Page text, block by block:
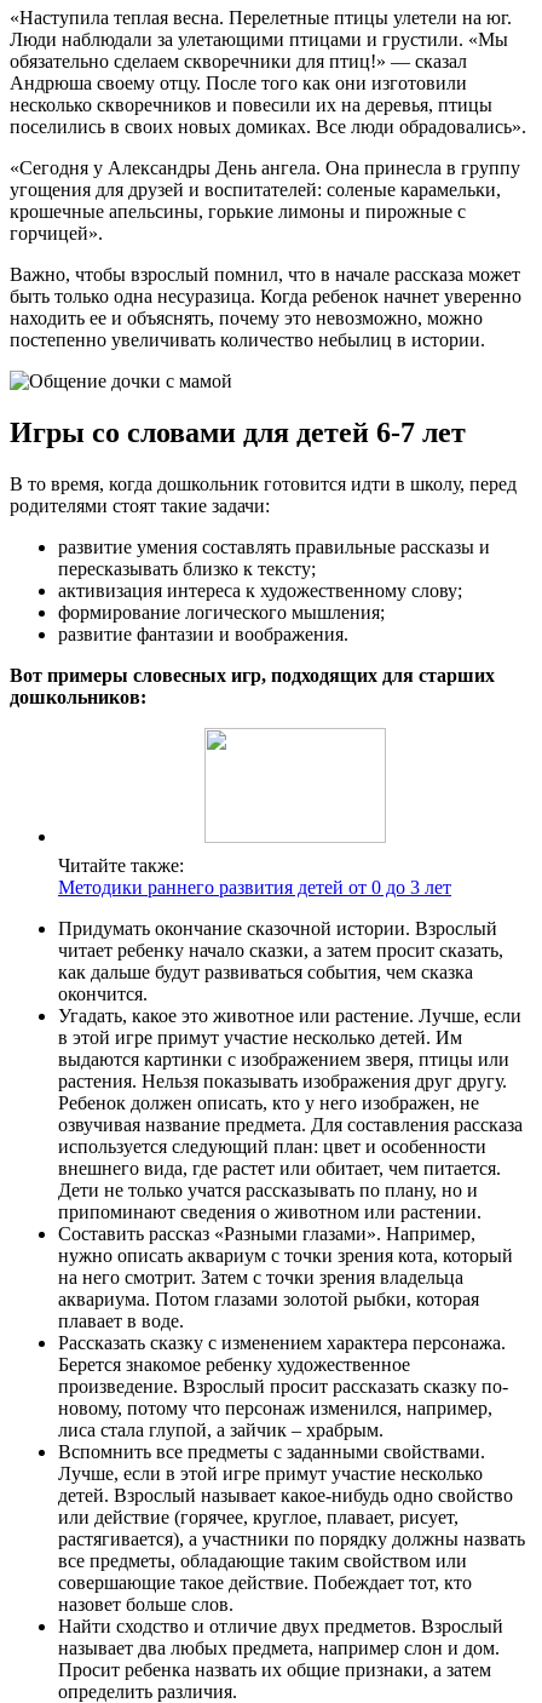
«Наступила теплая весна. Перелетные птицы улетели на юг.
Люди наблюдали за улетающими птицами и грустили. «Мы
обязательно сделаем скворечники для птиц!» — сказал
Андрюша своему отцу. После того как они изготовили
несколько скворечников и повесили их на деревья, птицы
поселились в своих новых домиках. Все люди обрадовались».
«Сегодня у Александры День ангела. Она принесла в группу
угощения для друзей и воспитателей: соленые карамельки,
крошечные апельсины, горькие лимоны и пирожные с
горчицей».
Важно, чтобы взрослый помнил, что в начале рассказа может
быть только одна несуразица. Когда ребенок начнет уверенно
находить ее и объяснять, почему это невозможно, можно
постепенно увеличивать количество небылиц в истории.
Игры со словами для детей 6-7 лет
В то время, когда дошкольник готовится идти в школу, перед
родителями стоят такие задачи:
развитие умения составлять правильные рассказы и
пересказывать близко к тексту;
активизация интереса к художественному слову;
формирование логического мышления;
развитие фантазии и воображения.
Вот примеры словесных игр, подходящих для старших
дошкольников:
Читайте также:
Методики раннего развития детей от 0 до 3 лет
Придумать окончание сказочной истории. Взрослый
читает ребенку начало сказки, а затем просит сказать,
как дальше будут развиваться события, чем сказка
окончится.
Угадать, какое это животное или растение. Лучше, если
в этой игре примут участие несколько детей. Им
выдаются картинки с изображением зверя, птицы или
растения. Нельзя показывать изображения друг другу.
Ребенок должен описать, кто у него изображен, не
озвучивая название предмета. Для составления рассказа
используется следующий план: цвет и особенности
внешнего вида, где растет или обитает, чем питается.
Дети не только учатся рассказывать по плану, но и
припоминают сведения о животном или растении.
Составить рассказ «Разными глазами». Например,
нужно описать аквариум с точки зрения кота, который
на него смотрит. Затем с точки зрения владельца
аквариума. Потом глазами золотой рыбки, которая
плавает в воде.
Рассказать сказку с изменением характера персонажа.
Берется знакомое ребенку художественное
произведение. Взрослый просит рассказать сказку по-
новому, потому что персонаж изменился, например,
лиса стала глупой, а зайчик – храбрым.
Вспомнить все предметы с заданными свойствами.
Лучше, если в этой игре примут участие несколько
детей. Взрослый называет какое-нибудь одно свойство
или действие (горячее, круглое, плавает, рисует,
растягивается), а участники по порядку должны назвать
все предметы, обладающие таким свойством или
совершающие такое действие. Побеждает тот, кто
назовет больше слов.
Найти сходство и отличие двух предметов. Взрослый
называет два любых предмета, например слон и дом.
Просит ребенка назвать их общие признаки, а затем
определить различия.